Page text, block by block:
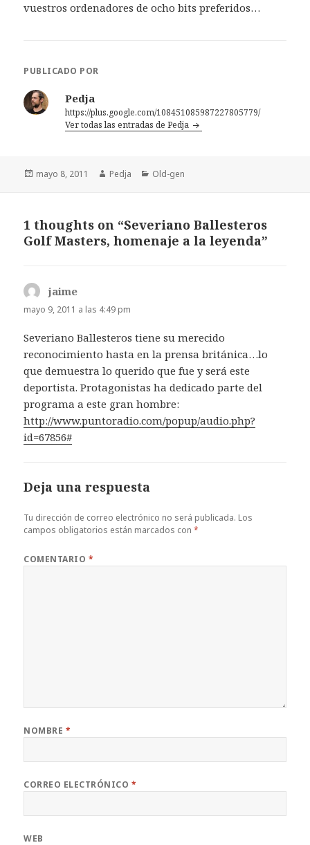
vuestros ordenadores de ocho bits preferidos…
PUBLICADO POR
Pedja
https://plus.google.com/108451085987227805779/
Ver todas las entradas de Pedja
Publicado
mayo 8, 2011 Autor
Pedja Categorías
Old-gen
1 thoughts on “Severiano Ballesteros
Golf Masters, homenaje a la leyenda”
jaime
mayo 9, 2011 a las 4:49 pm
Severiano Ballesteros tiene su merecido
reconocimiento hasta en la prensa británica…lo
que demuestra lo querido que fue y será este
deportista. Protagonistas ha dedicado parte del
programa a este gran hombre:
http://www.puntoradio.com/popup/audio.php?
id=67856#
Deja una respuesta
Tu dirección de correo electrónico no será publicada. Los
campos obligatorios están marcados con*
COMENTARIO *
NOMBRE *
CORREO ELECTRÓNICO *
WEB